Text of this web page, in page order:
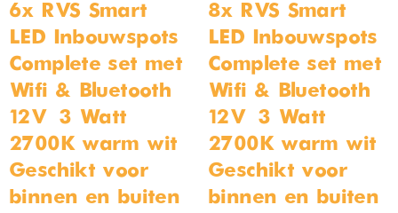
6x RVS Smart
LED Inbouwspots –
Complete set met
Wifi & Bluetooth –
12V – 3 Watt –
2700K warm wit –
Geschikt voor
binnen en buiten
8x RVS Smart
LED Inbouwspots –
Complete set met
Wifi & Bluetooth –
12V – 3 Watt –
2700K warm wit –
Geschikt voor
binnen en buiten